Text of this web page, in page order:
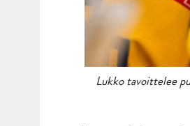
Lukko tavoittelee